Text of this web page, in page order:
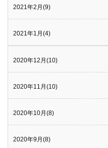
2021年2月(9)
2021年1月(4)
2020年12月(10)
2020年11月(10)
2020年10月(8)
2020年9月(8)